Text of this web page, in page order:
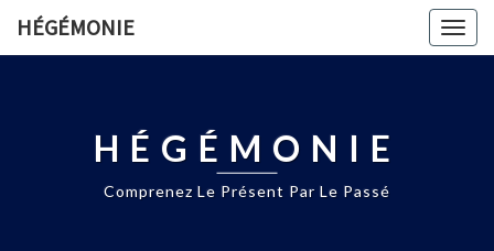
HÉGÉMONIE
HÉGÉMONIE
Comprenez Le Présent Par Le Passé